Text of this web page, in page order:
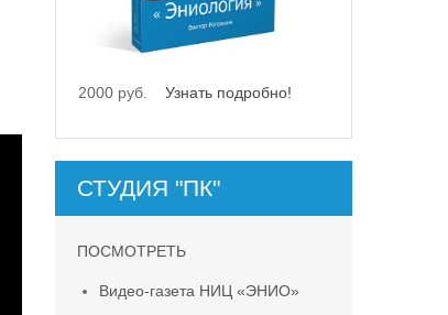
2000 руб. Узнать подробно!
СТУДИЯ "ПК"
ПОСМОТРЕТЬ
Видео-газета НИЦ «ЭНИО»